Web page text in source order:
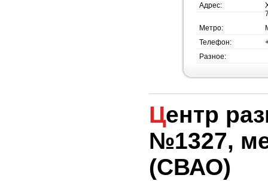
Адрес:
Метро:
Телефон:
Разное:
Центр развития ребёнка
№1327,
(СВАО)